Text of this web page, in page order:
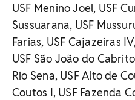
USF Menino Joel, USF
Sussuarana, USF
Farias, USF Cajazeiras
USF São João do
Rio Sena, USF Alto de
Coutos I, USF Fazenda